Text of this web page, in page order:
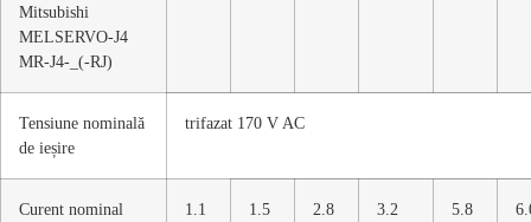
Mitsubishi
MELSERVO-J4
MR-J4-_(-RJ)
Tensiune nominală
de ieșire
trifazat 170 V AC
Curent nominal
1.1 1.5 2.8 3.2 5.8